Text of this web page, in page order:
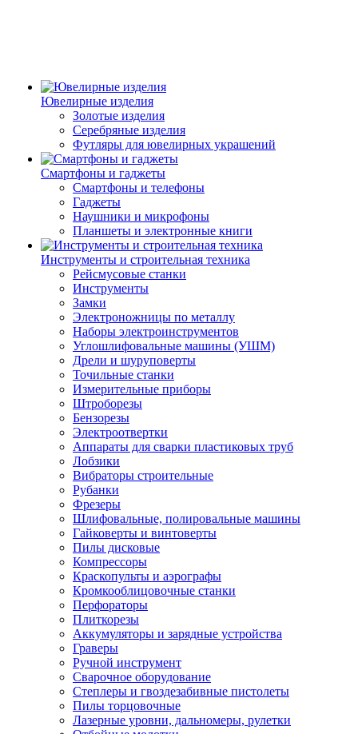
Ювелирные изделия
Золотые изделия
Серебряные изделия
Футляры для ювелирных украшений
Смартфоны и гаджеты
Смартфоны и телефоны
Гаджеты
Наушники и микрофоны
Планшеты и электронные книги
Инструменты и строительная техника
Рейсмусовые станки
Инструменты
Замки
Электроножницы по металлу
Наборы электроинструментов
Углошлифовальные машины (УШМ)
Дрели и шуруповерты
Точильные станки
Измерительные приборы
Штроборезы
Бензорезы
Электроотвертки
Аппараты для сварки пластиковых труб
Лобзики
Вибраторы строительные
Рубанки
Фрезеры
Шлифовальные, полировальные машины
Гайковерты и винтоверты
Пилы дисковые
Компрессоры
Краскопульты и аэрографы
Кромкооблицовочные станки
Перфораторы
Плиткорезы
Аккумуляторы и зарядные устройства
Граверы
Ручной инструмент
Сварочное оборудование
Степлеры и гвоздезабивные пистолеты
Пилы торцовочные
Лазерные уровни, дальномеры, рулетки